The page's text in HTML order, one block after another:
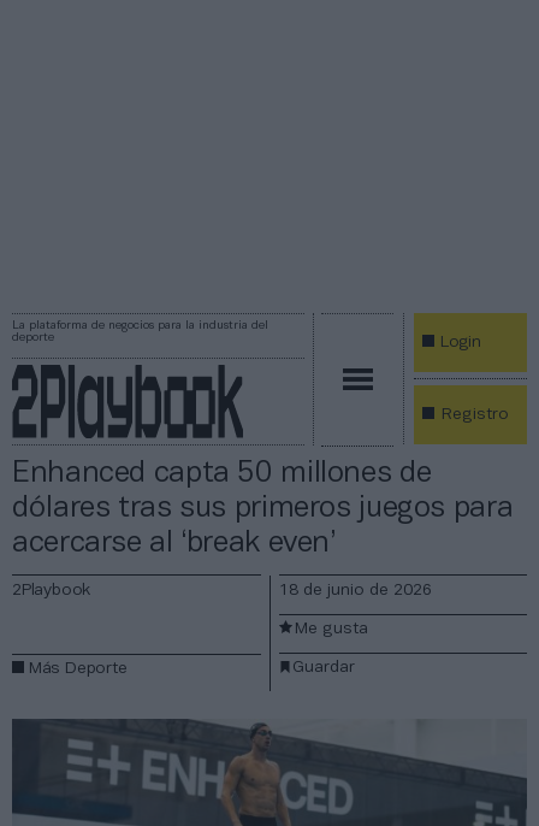
La plataforma de negocios para la industria del
deporte
Login
Registro
Enhanced capta 50 millones de
dólares tras sus primeros juegos para
acercarse al ‘break even’
2Playbook
Más Deporte
18 de junio de 2026
Guardar
Me gusta